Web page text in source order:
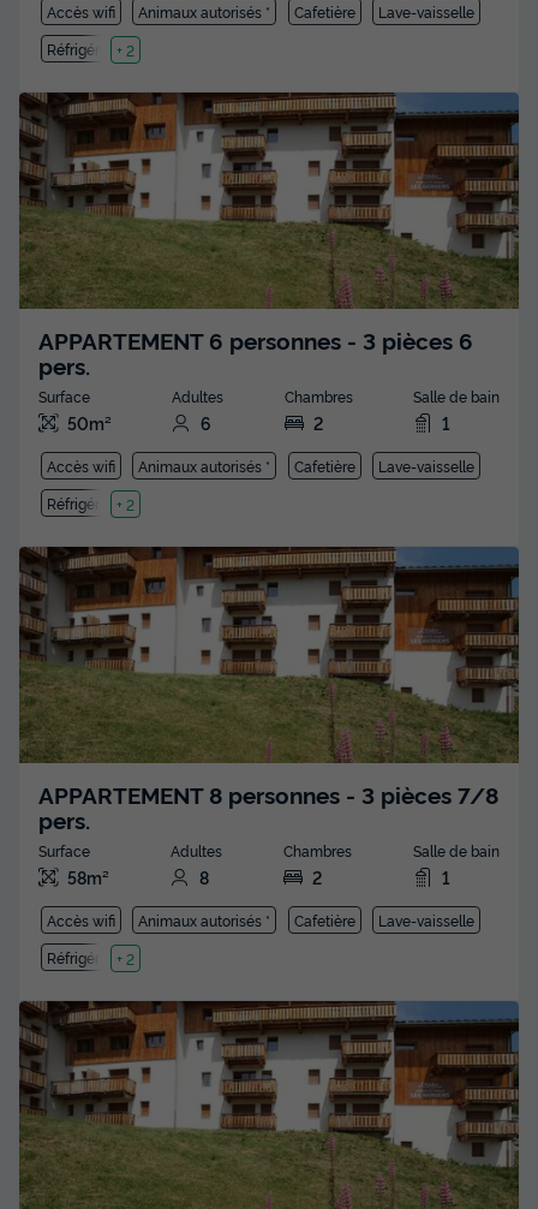
Accès wifi Animaux autorisés * Cafetière
Lave-vaisselle
Réfrigérateur
+ 2
APPARTEMENT 6 personnes - 3 pièces 6
pers.
Surface
50m²
Adultes
6
Chambres
2
Salle de bain
1
Accès wifi Animaux autorisés * Cafetière
Lave-vaisselle
Réfrigérateur
+ 2
APPARTEMENT 8 personnes - 3 pièces 7/8
pers.
Surface
58m²
Adultes
8
Chambres
2
Salle de bain
1
Accès wifi Animaux autorisés * Cafetière
Lave-vaisselle
Réfrigérateur
+ 2